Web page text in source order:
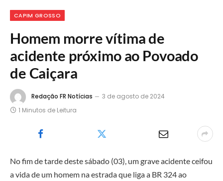
CAPIM GROSSO
Homem morre vítima de
acidente próximo ao Povoado
de Caiçara
Redação FR Notícias
3 de agosto de 2024
1 Minutos de Leitura
No fim de tarde deste sábado (03), um grave acidente ceifou
a vida de um homem na estrada que liga a BR 324 ao